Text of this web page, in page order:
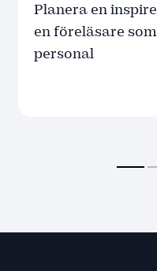
Planera en
en föreläsare
personal